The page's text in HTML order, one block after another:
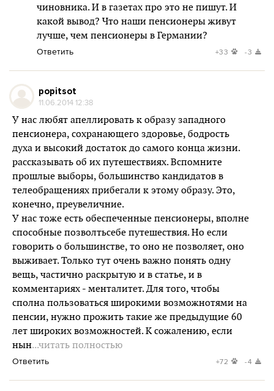
чиновника. И в газетах про это не пишут. И
какой вывод? Что наши пенсионеры живут
лучше, чем пенсионеры в Германии?
Ответить +33 -3
popitsot
11.06.2014 12:38
У нас любят апеллировать к образу западного
пенсионера, сохранающего здоровье, бодрость
духа и высокий достаток до самого конца жизни.
рассказывать об их путешествиях. Вспомните
прошлые выборы, большинство кандидатов в
телеобращениях прибегали к этому образу. Это,
конечно, преувеличние.
У нас тоже есть обеспеченные пенсионеры, вполне
способные позволтьсебе путешествия. Но если
говорить о большинстве, то оно не позволяет, оно
выживает. Только тут очень важно понять одну
вещь, частично раскрытую и в статье, и в
комментариях - менталитет. Для того, чтобы
сполна пользоваться широкими возможнотями на
пенсии, нужно прожить такие же предыдущие 60
лет широких возможностей. К сожалению, если
нын...читать полностью
Ответить +72 -4